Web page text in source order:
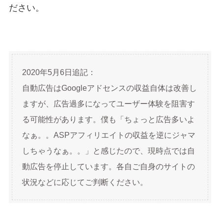
ださい。
2020年5月6日追記：
自動広告はGoogleアドセンスの収益自体は改善し
ますが、広告過多になってユーザー体験を阻害す
る可能性があります。僕も「ちょっと広告多いよ
なぁ。。ASPアフィリエイトの収益を逆にジャマ
しちゃうなぁ。。」と感じたので、現時点では自
動広告を停止しています。各自ご自身のサイトの
状況などに応じてご判断ください。